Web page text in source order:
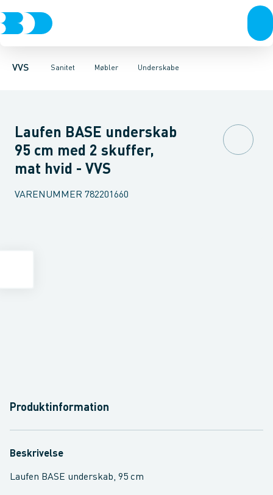
VVS Sanitet
Rør & fittingsPressfittings & rørKuglehaner & ventiler
Møbler
Toiletter, sæder og cisterner VaskeArmaturer
Underskabe
Møbelsæt & pakkerUnderskabeHøjskabe
Laufen BASE underskab
95 cm med 2 skuffer,
mat hvid - VVS
VARENUMMER 782201660
Produktinformation
Beskrivelse
Laufen BASE underskab, 95 cm